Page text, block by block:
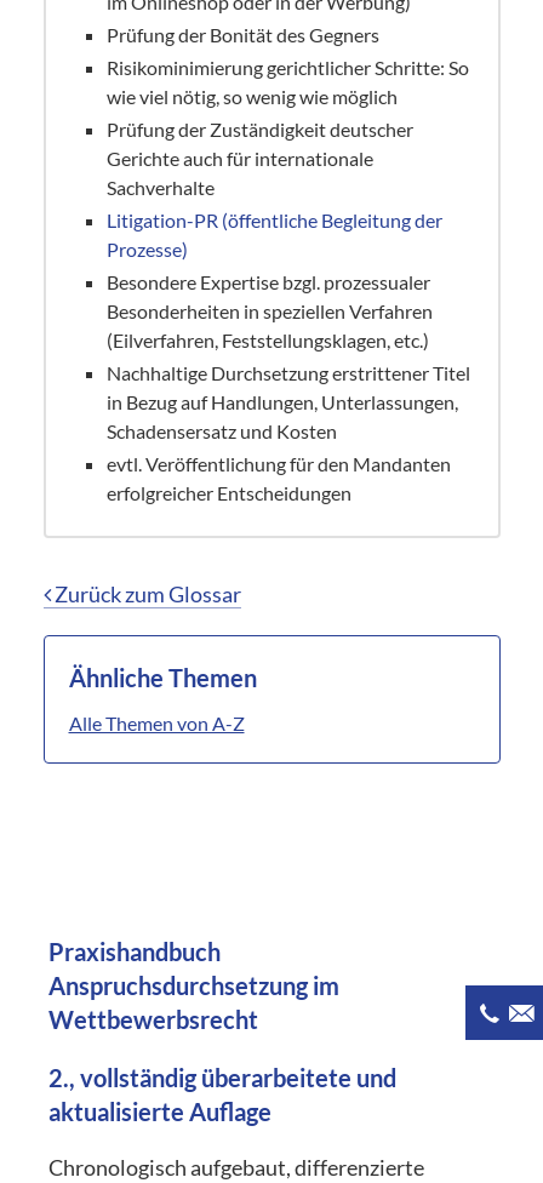
Prüfung der Bonität des Gegners
Risikominimierung gerichtlicher Schritte: So
wie viel nötig, so wenig wie möglich
Prüfung der Zuständigkeit deutscher
Gerichte auch für internationale
Sachverhalte
Litigation-PR (öffentliche Begleitung der
Prozesse)
Besondere Expertise bzgl. prozessualer
Besonderheiten in speziellen Verfahren
(Eilverfahren, Feststellungsklagen, etc.)
Nachhaltige Durchsetzung erstrittener Titel
in Bezug auf Handlungen, Unterlassungen,
Schadensersatz und Kosten
evtl. Veröffentlichung für den Mandanten
erfolgreicher Entscheidungen
Zurück zum Glossar
Ähnliche Themen
Alle Themen von A-Z
Praxishandbuch
Anspruchsdurchsetzung im
Wettbewerbsrecht
2., vollständig überarbeitete und
aktualisierte Auflage
Chronologisch aufgebaut, differenzierte